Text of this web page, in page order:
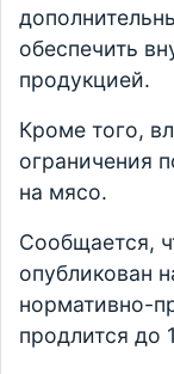
обеспечить
продукцией.
Кроме того,
ограничения
на мясо.
Сообщается,
опубликован
нормативно-
продлится до